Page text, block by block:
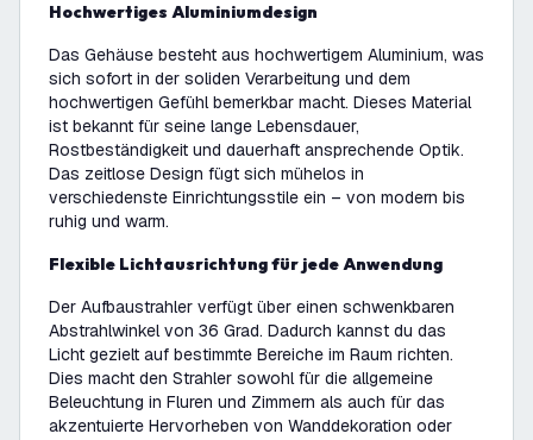
Hochwertiges Aluminiumdesign
Das Gehäuse besteht aus hochwertigem Aluminium, was
sich sofort in der soliden Verarbeitung und dem
hochwertigen Gefühl bemerkbar macht. Dieses Material
ist bekannt für seine lange Lebensdauer,
Rostbeständigkeit und dauerhaft ansprechende Optik.
Das zeitlose Design fügt sich mühelos in
verschiedenste Einrichtungsstile ein – von modern bis
ruhig und warm.
Flexible Lichtausrichtung für jede Anwendung
Der Aufbaustrahler verfügt über einen schwenkbaren
Abstrahlwinkel von 36 Grad. Dadurch kannst du das
Licht gezielt auf bestimmte Bereiche im Raum richten.
Dies macht den Strahler sowohl für die allgemeine
Beleuchtung in Fluren und Zimmern als auch für das
akzentuierte Hervorheben von Wanddekoration oder